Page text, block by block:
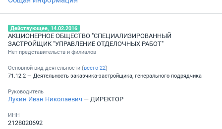
Действующее, 14.02.2016
АКЦИОНЕРНОЕ ОБЩЕСТВО "СПЕЦИАЛИЗИРОВАННЫЙ
ЗАСТРОЙЩИК "УПРАВЛЕНИЕ ОТДЕЛОЧНЫХ РАБОТ"
Нет представительств и филиалов
Основной вид деятельности (всего 22)
71.12.2 — Деятельность заказчика-застройщика, генерального подрядчика
Руководитель
Лукин Иван Николаевич — ДИРЕКТОР
ИНН
2128020692